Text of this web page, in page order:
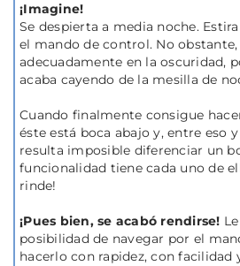
¡Imagine!
Se despierta a media noche.
el mando de control. No
adecuadamente en la oscuridad,
acaba cayendo de la mesilla de
Cuando finalmente consigue
éste está boca abajo y, entre eso
resulta imposible diferenciar un
funcionalidad tiene cada uno de
rinde!
¡Pues bien, se acabó rendirse!
posibilidad de navegar por el
hacerlo con rapidez, con facilidad